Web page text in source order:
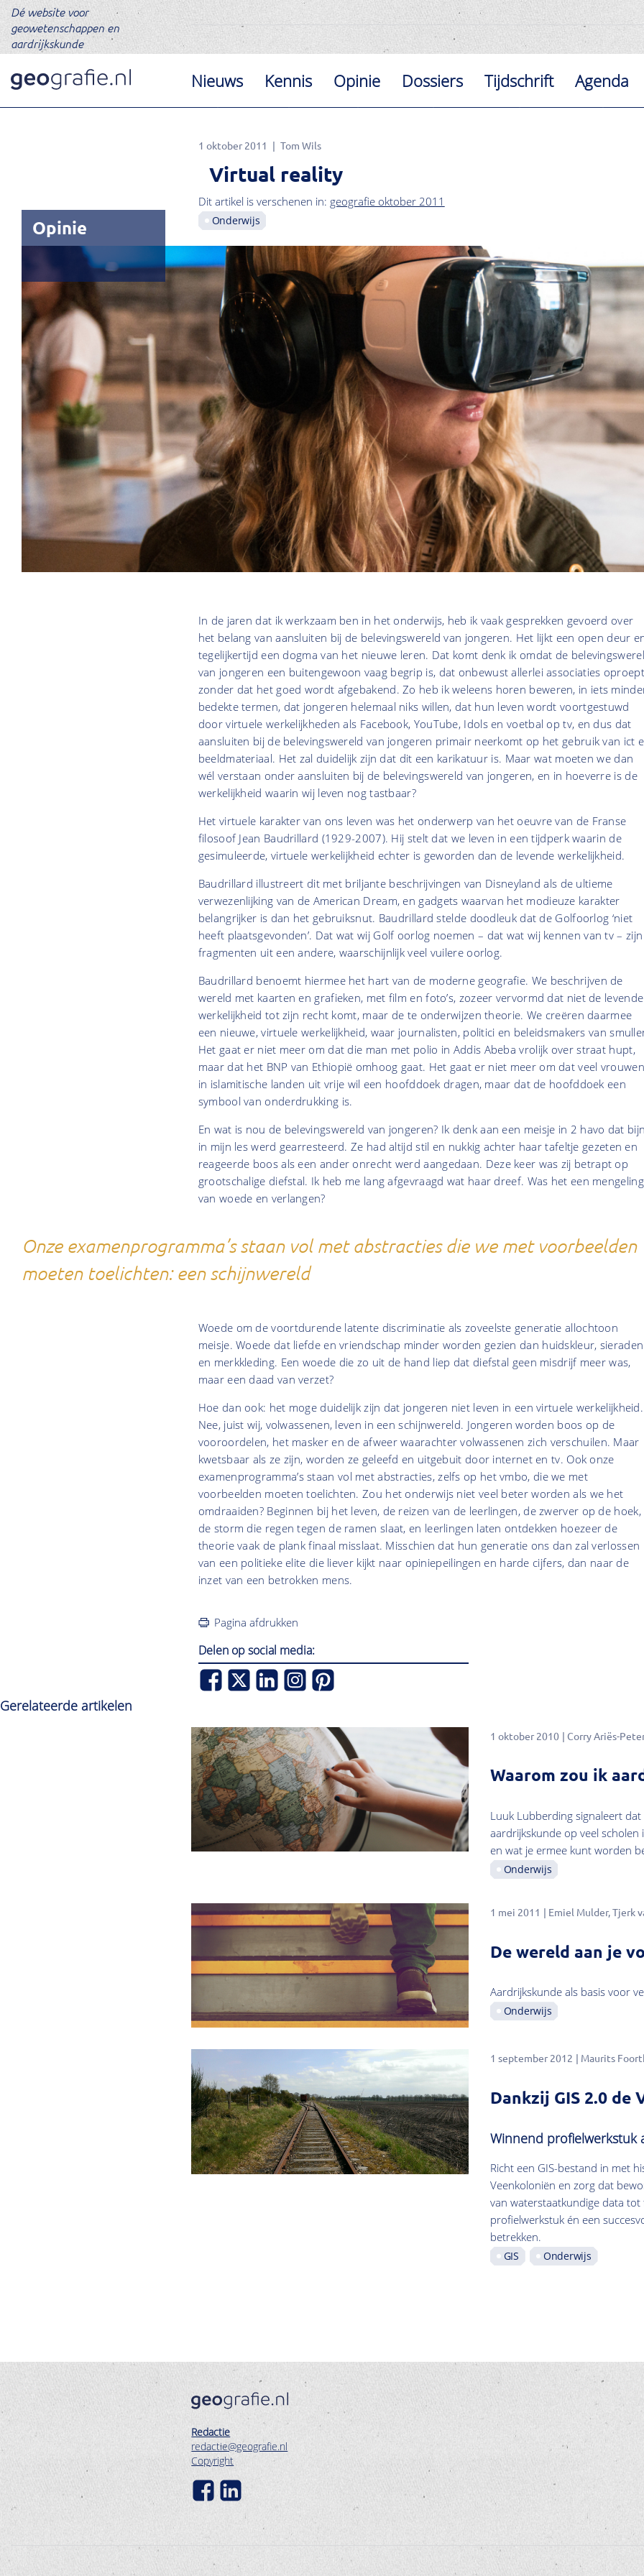
Dé website voor
geowetenschappen en
aardrijkskunde
Nieuws Kennis Opinie Dossiers Tijdschrift Agenda
1 oktober 2011 Tom Wils
Virtual reality
Dit artikel is verschenen in: geografie oktober 2011
Onderwijs
Opinie
In de jaren dat ik werkzaam ben in het onderwijs, heb ik vaak gesprekken gevoerd over
het belang van aansluiten bij de belevingswereld van jongeren. Het lijkt een open deur
tegelijkertijd een dogma van het nieuwe leren. Dat komt denk ik omdat de
van jongeren een buitengewoon vaag begrip is, dat onbewust allerlei associaties oproept
zonder dat het goed wordt afgebakend. Zo heb ik weleens horen beweren, in iets
bedekte termen, dat jongeren helemaal niks willen, dat hun leven wordt voortgestuwd
door virtuele werkelijkheden als Facebook, YouTube, Idols en voetbal op tv, en dus dat
aansluiten bij de belevingswereld van jongeren primair neerkomt op het gebruik van ict
beeldmateriaal. Het zal duidelijk zijn dat dit een karikatuur is. Maar wat moeten we dan
wél verstaan onder aansluiten bij de belevingswereld van jongeren, en in hoeverre is de
werkelijkheid waarin wij leven nog tastbaar?
Het virtuele karakter van ons leven was het onderwerp van het oeuvre van de Franse
filosoof Jean Baudrillard (1929-2007). Hij stelt dat we leven in een tijdperk waarin de
gesimuleerde, virtuele werkelijkheid echter is geworden dan de levende werkelijkheid.
Baudrillard illustreert dit met briljante beschrijvingen van Disneyland als de ultieme
verwezenlijking van de American Dream, en gadgets waarvan het modieuze karakter
belangrijker is dan het gebruiksnut. Baudrillard stelde doodleuk dat de Golfoorlog ‘niet
heeft plaatsgevonden’. Dat wat wij Golf oorlog noemen – dat wat wij kennen van tv – zijn
fragmenten uit een andere, waarschijnlijk veel vuilere oorlog.
Baudrillard benoemt hiermee het hart van de moderne geografie. We beschrijven de
wereld met kaarten en grafieken, met film en foto’s, zozeer vervormd dat niet de levende
werkelijkheid tot zijn recht komt, maar de te onderwijzen theorie. We creëren daarmee
een nieuwe, virtuele werkelijkheid, waar journalisten, politici en beleidsmakers van
Het gaat er niet meer om dat die man met polio in Addis Abeba vrolijk over straat hupt,
maar dat het BNP van Ethiopië omhoog gaat. Het gaat er niet meer om dat veel vrouwen
in islamitische landen uit vrije wil een hoofddoek dragen, maar dat de hoofddoek een
symbool van onderdrukking is.
En wat is nou de belevingswereld van jongeren? Ik denk aan een meisje in 2 havo dat
in mijn les werd gearresteerd. Ze had altijd stil en nukkig achter haar tafeltje gezeten en
reageerde boos als een ander onrecht werd aangedaan. Deze keer was zij betrapt op
grootschalige diefstal. Ik heb me lang afgevraagd wat haar dreef. Was het een mengeling
van woede en verlangen?
Onze examenprogramma’s staan vol met abstracties die we met voorbeelden
moeten toelichten: een schijnwereld
Woede om de voortdurende latente discriminatie als zoveelste generatie allochtoon
meisje. Woede dat liefde en vriendschap minder worden gezien dan huidskleur, sieraden
en merkkleding. Een woede die zo uit de hand liep dat diefstal geen misdrijf meer was,
maar een daad van verzet?
Hoe dan ook: het moge duidelijk zijn dat jongeren niet leven in een virtuele werkelijkheid.
Nee, juist wij, volwassenen, leven in een schijnwereld. Jongeren worden boos op de
vooroordelen, het masker en de afweer waarachter volwassenen zich verschuilen. Maar
kwetsbaar als ze zijn, worden ze geleefd en uitgebuit door internet en tv. Ook onze
examenprogramma’s staan vol met abstracties, zelfs op het vmbo, die we met
voorbeelden moeten toelichten. Zou het onderwijs niet veel beter worden als we het
omdraaiden? Beginnen bij het leven, de reizen van de leerlingen, de zwerver op de hoek,
de storm die regen tegen de ramen slaat, en leerlingen laten ontdekken hoezeer de
theorie vaak de plank finaal misslaat. Misschien dat hun generatie ons dan zal verlossen
van een politieke elite die liever kijkt naar opiniepeilingen en harde cijfers, dan naar de
inzet van een betrokken mens.
Pagina afdrukken
Delen op social media:
Gerelateerde artikelen
1 oktober 2010 Corry Ariës-
Waarom zou ik
Luuk Lubberding signaleert
aardrijkskunde op veel scholen
en wat je ermee kunt worden
Onderwijs
1 mei 2011 Emiel Mulder Tjerk
De wereld aan je
Aardrijkskunde als basis voor
Onderwijs
1 september 2012 Maurits
Dankzij GIS 2.0
Winnend profielwerkstuk
Richt een GIS-bestand in met
Veenkoloniën en zorg dat
van waterstaatkundige data tot
profielwerkstuk én een
betrekken.
GIS Onderwijs
Redactie
redactie@geografie.nl
Copyright